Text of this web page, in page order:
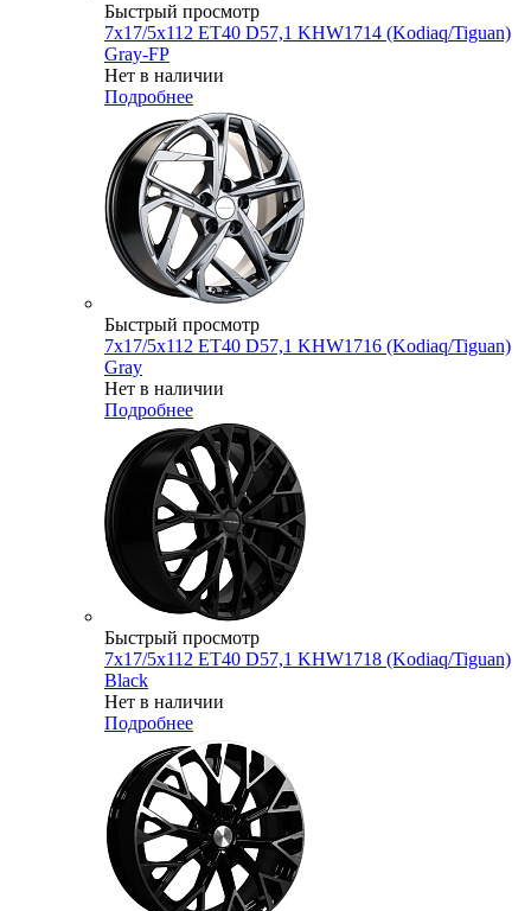
Быстрый просмотр
7x17/5x112 ET40 D57,1 KHW1714 (Kodiaq/Tiguan)
Gray-FP
Нет в наличии
Подробнее
Быстрый просмотр
7x17/5x112 ET40 D57,1 KHW1716 (Kodiaq/Tiguan)
Gray
Нет в наличии
Подробнее
Быстрый просмотр
7x17/5x112 ET40 D57,1 KHW1718 (Kodiaq/Tiguan)
Black
Нет в наличии
Подробнее